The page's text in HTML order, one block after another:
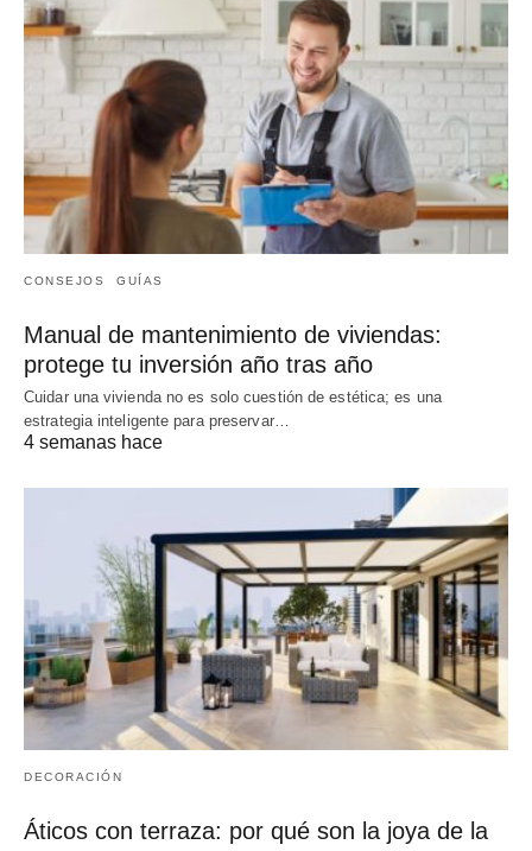
CONSEJOS GUÍAS
Manual de mantenimiento de viviendas:
protege tu inversión año tras año
Cuidar una vivienda no es solo cuestión de estética; es una
estrategia inteligente para preservar…
4 semanas hace
DECORACIÓN
Áticos con terraza: por qué son la joya de la